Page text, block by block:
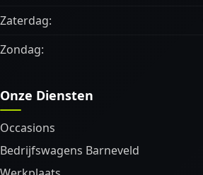
Zaterdag:
Zondag:
Onze Diensten
Occasions
Bedrijfswagens Barneveld